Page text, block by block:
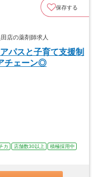
保存する
店の薬剤師求人
パスと子育て支援制
チェーン◎
カ 店舗数30以上
積極採用中